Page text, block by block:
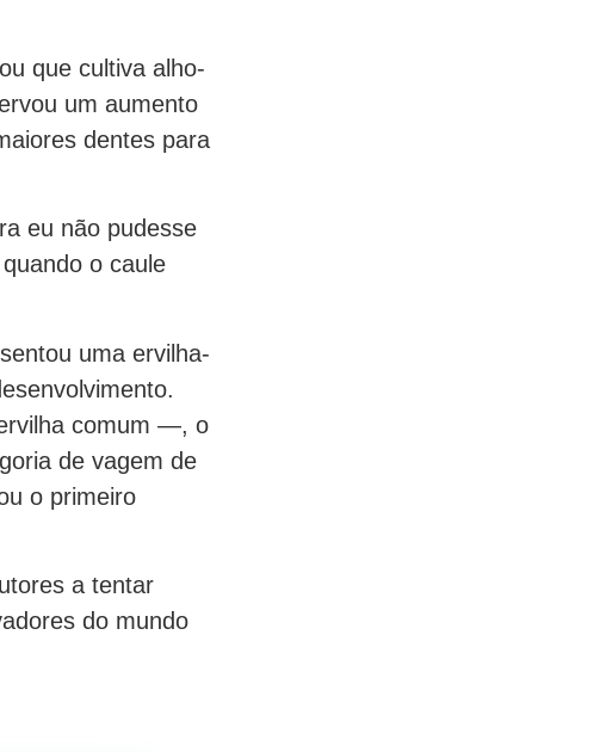
que cultiva alho-
um aumento
dentes para
eu não pudesse
o caule
uma ervilha-
comum —, o
de vagem de
o primeiro
a tentar
do mundo